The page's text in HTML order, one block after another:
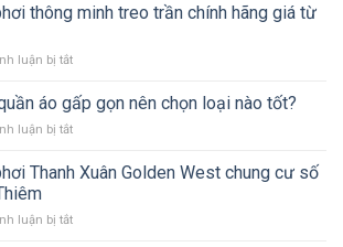
thông minh treo trần chính hãng giá từ
luận bị tắtở
giàn
phơi
thông
treo
hãng
áo gấp gọn nên chọn loại nào tốt?
luận bị tắtở
phơi
gấp
Thanh Xuân Golden West chung cư số
luận bị tắtở